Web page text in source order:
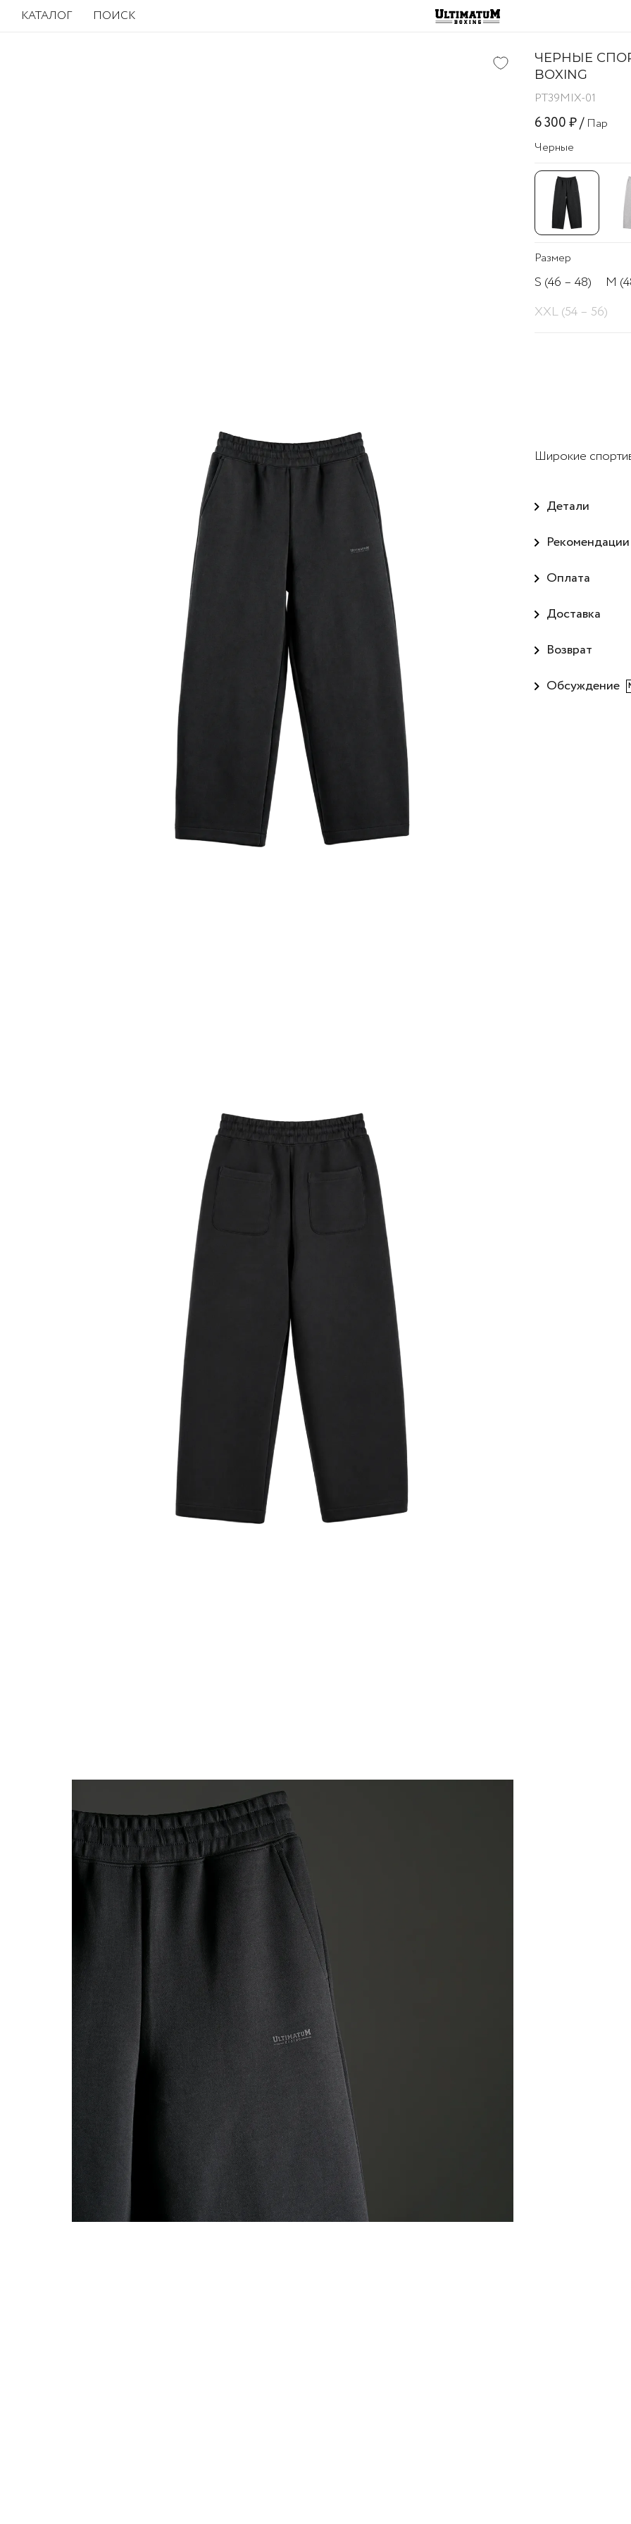
КАТАЛОГ ПОИСК
ЧЕРНЫЕ
BOXING
PT39MIX-01
6 300 ₽ / Пар
Черные
Размер
S (46 – 48)
M
XXL (54 – 56)
Широкие
Детали
Рекомендации
Оплата
Доставка
Возврат
Обсуждение